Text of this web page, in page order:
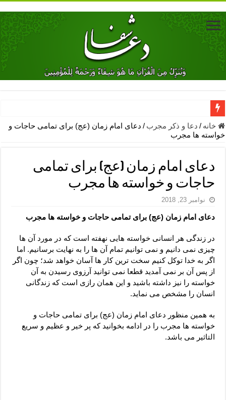
دعای جلب محبت فوری معشوق – دعای جلب محبت شوهر
دعای مشکل گشا برای رفع فقر – ذکرهای روزی‌ بخش
معجزات دعای یا من اظهر الجمیل – دعای یا من اظهر الجمیل برای
مهم ترین اذکار الهی و فضیلت آن ها – ذکر مخصوص مستجاب الدعوه
دعا برای ترس بچه ها در خواب – دعای ترس و بی خوابی کودکان
لا حول ولا قوة الا بالله برای چشم زخم – دعای چشم زخم ماشاالله
دعای قوی رفع ترس – دعای مجرب برای آرامش قلب و رفع اضطراب
دعا برای پولدار شدن در یک روز – دعای ثروت حضرت سلیمان
خانه / دعا و ذکر مجرب / دعای امام زمان (عج) برای تمامی حاجات و
خواسته ها مجرب
دعای امام زمان (عج) برای تمامی
حاجات و خواسته ها مجرب
نوامبر 23, 2018
دعای امام زمان (عج) برای تمامی حاجات و خواسته ها مجرب
در زندگی هر انسانی خواسته هایی نهفته است که در مورد آن ها
چیزی نمی دانیم و نمی توانیم تمام آن ها را به نهایت برسانیم. اما
اگر به خدا توکل کنیم سخت ترین کار ها آسان خواهد شد؛ چون اگر
از پس آن بر نمی آمدید قطعا نمی توانید آرزوی رسیدن به آن
خواسته را نیز داشته باشید و این همان رازی است که زندگانی
انسان را مشخص می نماید.
به همین منظور دعای امام زمان (عج) برای تمامی حاجات و
خواسته ها مجرب را در ادامه بخوانید که پر خیر و عظیم و سریع
التاثیر می باشد.